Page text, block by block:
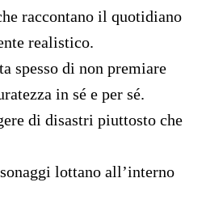
raccontano il quotidiano
realistico.
spesso di non premiare
in sé e per sé.
di disastri piuttosto che
lottano all’interno